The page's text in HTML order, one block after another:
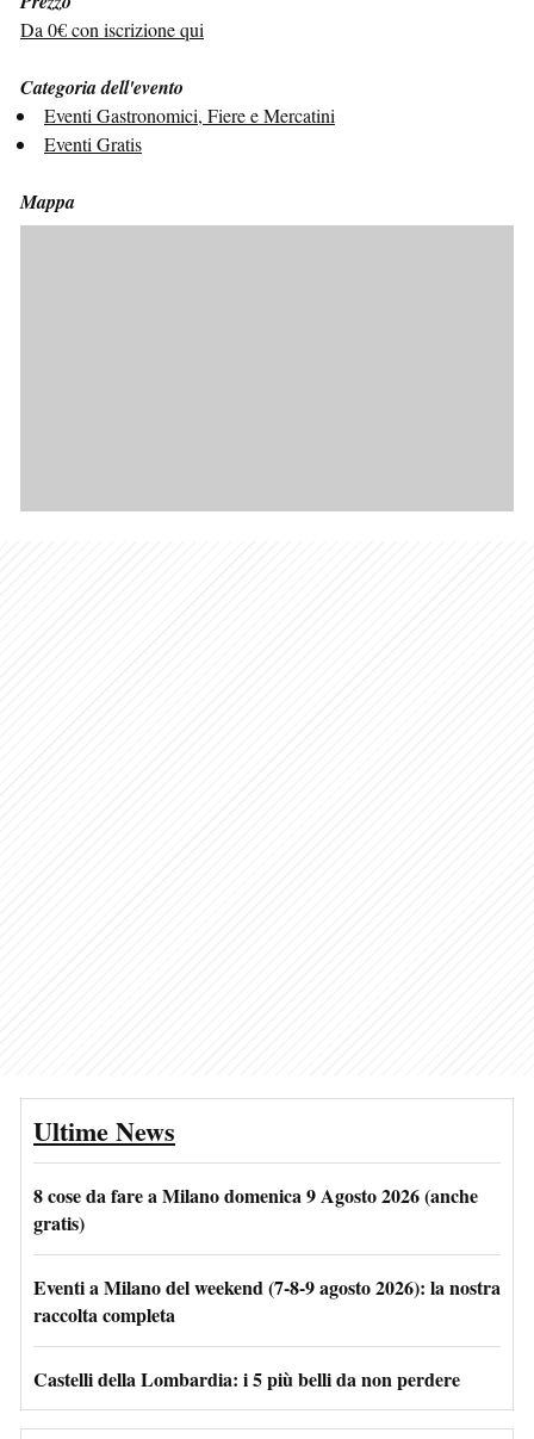
Da 0€ con iscrizione qui
Categoria dell'evento
Eventi Gastronomici, Fiere e Mercatini
Eventi Gratis
Mappa
Ultime News
8 cose da fare a Milano domenica 9 Agosto 2026 (anche
gratis)
Eventi a Milano del weekend (7-8-9 agosto 2026): la nostra
raccolta completa
Castelli della Lombardia: i 5 più belli da non perdere